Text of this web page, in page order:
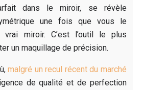
dans le miroir, se révèle
une fois que vous le
vrai miroir. C’est l’outil le plus
un maquillage de précision.
malgré un recul récent du marché
de qualité et de perfection